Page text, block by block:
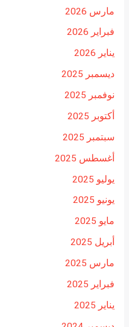
مارس 2026
فبراير 2026
يناير 2026
ديسمبر 2025
نوفمبر 2025
أكتوبر 2025
سبتمبر 2025
أغسطس 2025
يوليو 2025
يونيو 2025
مايو 2025
أبريل 2025
مارس 2025
فبراير 2025
يناير 2025